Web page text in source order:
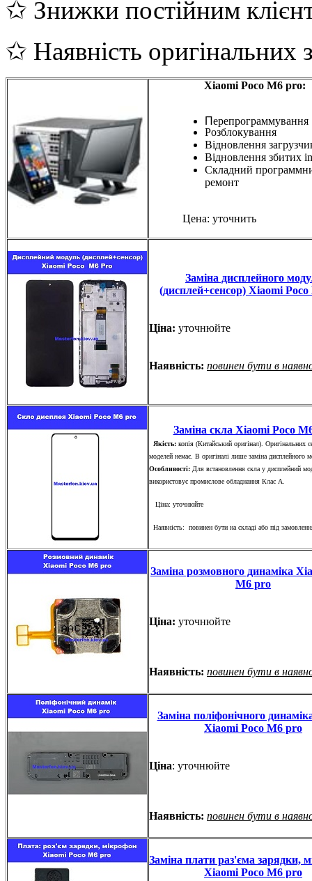
✩ Знижки постійним
✩ Наявність оригінальних
Xiaomi Poco M6 pro:
Перепрограммування
Розблокування
Відновлення
Відновлення збитих
Складний
ремонт
Цена: уточнить
Заміна дисплейного
(дисплей+сенсор) Xiaomi
Ціна: уточнюйте
Наявність: повинен бути в
Заміна скла Xiaomi Poco
Якість: копія (Китайський оригінал). Оригінальних
моделей немає. В оригіналі лише заміна дисплейного
Особливості: Для встановлення скла у дисплейний
використовує промислове обладнання Клас А.
Ціна: уточнюйте
Наявність: повинен бути на складі або під
Заміна розмовного динаміка
M6 pro
Ціна: уточнюйте
Наявність: повинен бути в
Заміна поліфонічного
Xiaomi Poco M6 pro
Ціна: уточнюйте
Наявність: повинен бути в
Заміна плати раз'єма зарядки,
Xiaomi Poco M6 pro